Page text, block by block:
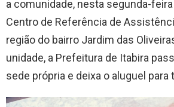
a comunidade, nesta segunda-
Centro de Referência de
região do bairro Jardim das
unidade, a Prefeitura de Itabira
sede própria e deixa o aluguel para